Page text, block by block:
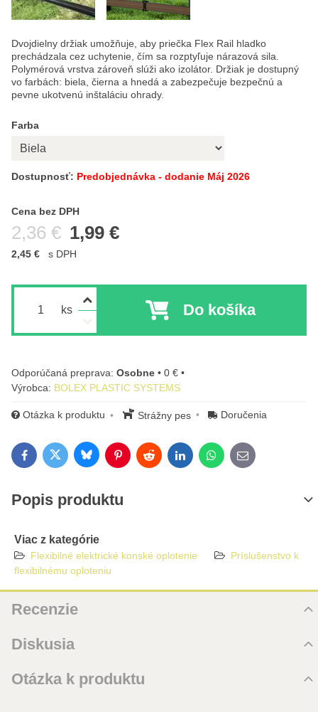
Dvojdielny držiak umožňuje, aby priečka Flex Rail hladko
prechádzala cez uchytenie, čím sa rozptyľuje nárazová sila.
Polymérová vrstva zároveň slúži ako izolátor. Držiak je dostupný
vo farbách: biela, čierna a hnedá a zabezpečuje bezpečnú a
pevne ukotvenú inštaláciu ohrady.
Farba
Dostupnosť: Predobjednávka - dodanie Máj 2026
Cena bez DPH
1,99 €
Pred zľavou:
2,36 €
Cena s DPH
2,45 € s DPH
ks Do košíka
Osobne • 0 € •
Výrobca: BOLEX PLASTIC SYSTEMS
Otázka k produktu Strážny pes Doručenia
FacebookTwitterBlueskyPinterestRedditLinkedInWhatsApp
E-mail
Popis produktu
Viac z kategórie
Flexibilné elektrické konské oplotenie
Príslušenstvo k
flexibilnému oploteniu
Recenzie
Zatiaľ bez hodnotenia. Buďte prvý!
Pridať recenziu
Diskusia
Zatiaľ nie sú žiadne komentáre! Buďte prvý!
Otázka k produktu